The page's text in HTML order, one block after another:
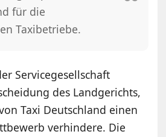
für die
Taxibetriebe.
Servicegesellschaft
des Landgerichts,
Taxi Deutschland einen
verhindere. Die